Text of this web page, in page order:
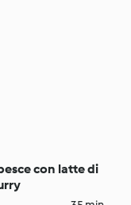
con latte di